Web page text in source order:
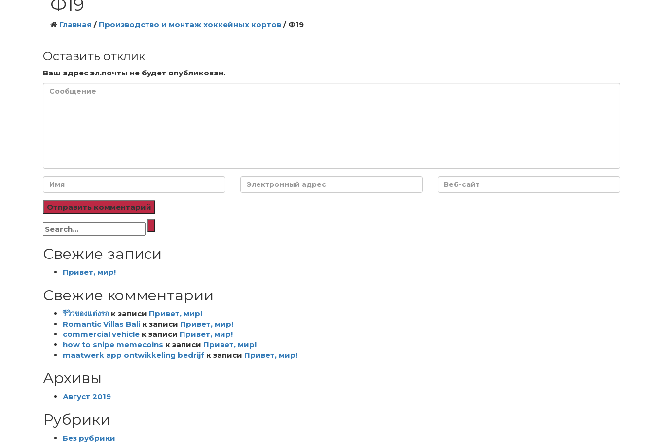
Ф19
Главная / Производство и монтаж хоккейных кортов / Ф19
Оставить отклик
Ваш адрес эл.почты не будет опубликован.
Искать:
Свежие записи
Привет, мир!
Свежие комментарии
รีวิวของแต่งรถ к записи Привет, мир!
Romantic Villas Bali к записи Привет, мир!
commercial vehicle к записи Привет, мир!
how to snipe memecoins к записи Привет, мир!
maatwerk app ontwikkeling bedrijf к записи Привет, мир!
Архивы
Август 2019
Рубрики
Без рубрики